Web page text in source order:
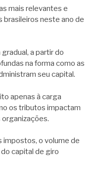
mais relevantes e
neste ano de
a partir do
na forma como as
seu capital.
apenas à carga
os tributos impactam
organizações.
impostos, o volume de
capital de giro